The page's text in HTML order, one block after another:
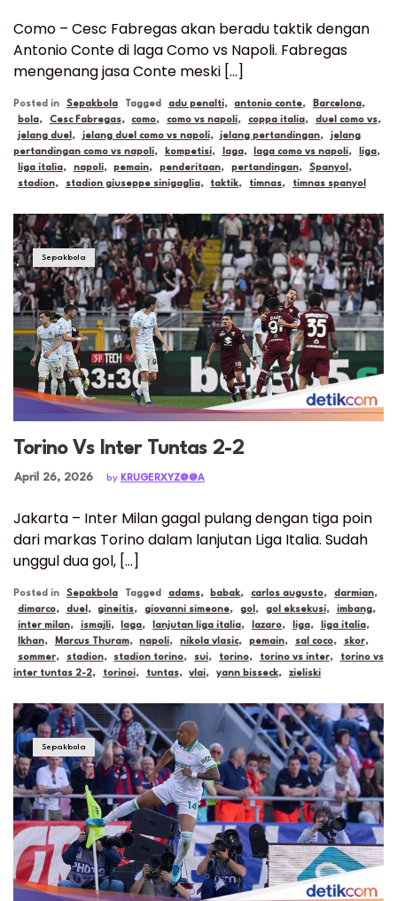
Como – Cesc Fabregas akan beradu taktik dengan
Antonio Conte di laga Como vs Napoli. Fabregas
mengenang jasa Conte meski […]
Posted in Sepakbola Tagged adu penalti, antonio conte, Barcelona,
bola, Cesc Fabregas, como, como vs napoli, coppa italia, duel como vs,
jelang duel, jelang duel como vs napoli, jelang pertandingan,
jelang
pertandingan como vs napoli, kompetisi, laga, laga como vs napoli, liga,
liga italia, napoli, pemain, penderitaan, pertandingan, Spanyol,
stadion, stadion giuseppe sinigaglia, taktik, timnas, timnas spanyol
Sepakbola
Torino Vs Inter Tuntas 2-2
Posted on
April 26, 2026 by KRUGERXYZ@@A
Jakarta – Inter Milan gagal pulang dengan tiga poin
dari markas Torino dalam lanjutan Liga Italia. Sudah
unggul dua gol, […]
Posted in Sepakbola Tagged adams, babak, carlos augusto, darmian,
dimarco, duel , gineitis, giovanni simeone, gol , gol eksekusi, imbang,
inter milan, ismajli, laga, lanjutan liga italia, lazaro, liga, liga italia,
lkhan, Marcus Thuram, napoli, nikola vlasic, pemain, sal coco, skor,
sommer, stadion, stadion torino, sui, torino, torino vs inter,
torino vs
inter tuntas 2-2, torinoi, tuntas, vlai, yann bisseck, zieliski
Sepakbola